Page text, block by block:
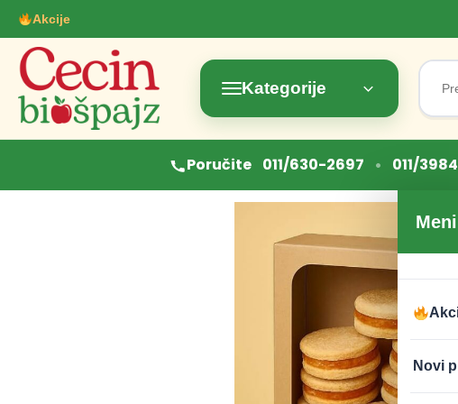
Akcije
Kategorije
for:
Poručite 011/630-2697 • 011/
Meni
Novi